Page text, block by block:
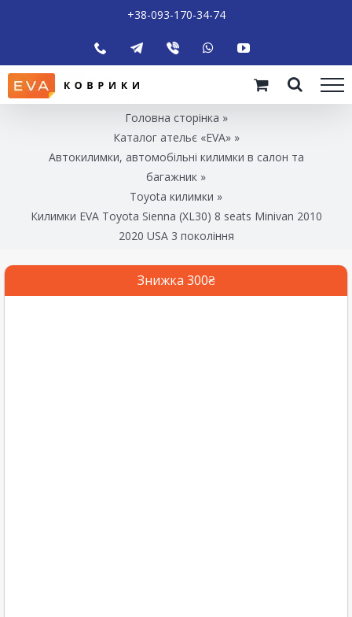
+38-093-170-34-74
Головна сторінка »
Каталог ательє «EVA»»
Автокилимки, автомобільні килимки в салон та
багажник »
Toyota килимки »
Килимки EVA Toyota Sienna (XL30) 8 seats Minivan 2010
2020 USA 3 покоління
Знижка 300₴